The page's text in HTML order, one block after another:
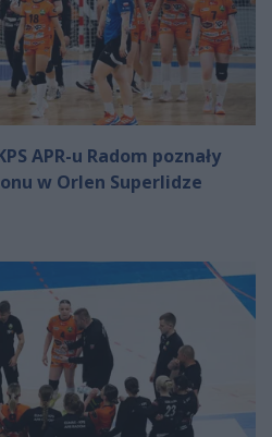
APR-u Radom poznały
w Orlen Superlidze